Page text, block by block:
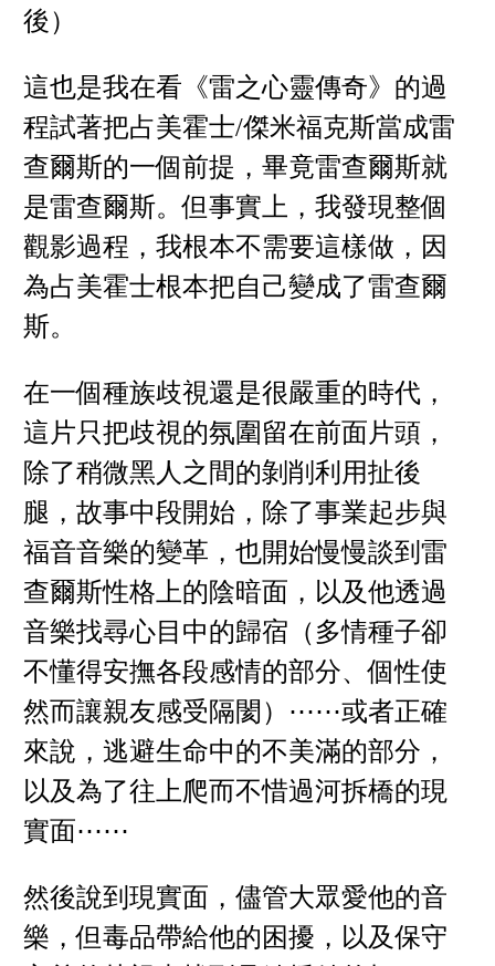
後）
這也是我在看《雷之心靈傳奇》的過
程試著把占美霍士/傑米福克斯當成雷
查爾斯的一個前提，畢竟雷查爾斯就
是雷查爾斯。但事實上，我發現整個
觀影過程，我根本不需要這樣做，因
為占美霍士根本把自己變成了雷查爾
斯。
在一個種族歧視還是很嚴重的時代，
這片只把歧視的氛圍留在前面片頭，
除了稍微黑人之間的剝削利用扯後
腿，故事中段開始，除了事業起步與
福音音樂的變革，也開始慢慢談到雷
查爾斯性格上的陰暗面，以及他透過
音樂找尋心目中的歸宿（多情種子卻
不懂得安撫各段感情的部分、個性使
然而讓親友感受隔閡）⋯⋯或者正確
來說，逃避生命中的不美滿的部分，
以及為了往上爬而不惜過河拆橋的現
實面⋯⋯
然後說到現實面，儘管大眾愛他的音
樂，但毒品帶給他的困擾，以及保守